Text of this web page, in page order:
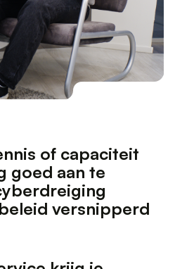
nnis of capaciteit
goed aan te
yberdreiging
beleid versnipperd